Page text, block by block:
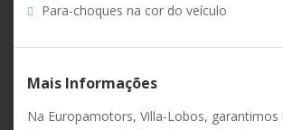
Para-choques na cor do veículo
Mais Informações
Na Europamotors, Villa-Lobos,